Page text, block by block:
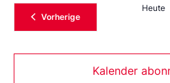
VorherigeVeranstaltungen
Heute
Kalender